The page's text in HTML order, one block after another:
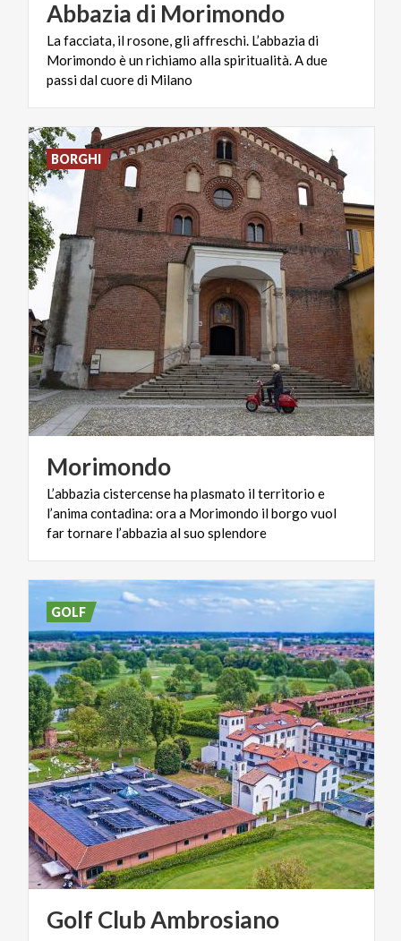
Abbazia di Morimondo
La facciata, il rosone, gli affreschi. L’abbazia di
Morimondo è un richiamo alla spiritualità. A due
passi dal cuore di Milano
Morimondo
L’abbazia cistercense ha plasmato il territorio e
l’anima contadina: ora a Morimondo il borgo vuol
far tornare l’abbazia al suo splendore
BORGHI
Golf ClubAmbrosiano
GOLF